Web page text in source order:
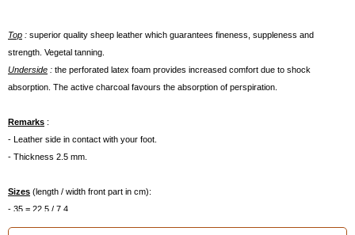
Top : superior quality sheep leather which guarantees fineness, suppleness and
strength. Vegetal tanning.
Underside : the perforated latex foam provides increased comfort due to shock
absorption. The active charcoal favours the absorption of perspiration.
Remarks :
- Leather side in contact with your foot.
- Thickness 2.5 mm.
Sizes (length / width front part in cm):
- 35 = 22.5 / 7.4
- 36 = 23 / 7.4